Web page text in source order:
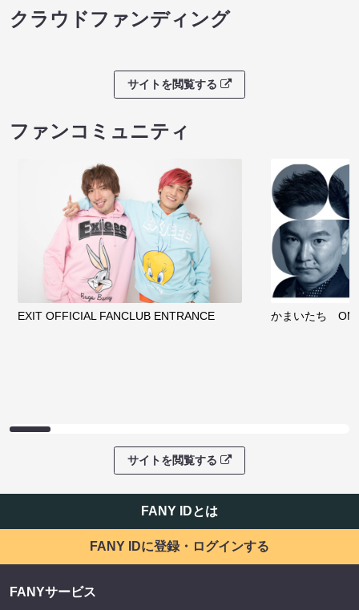
クラウドファンディング
サイトを閲覧する
ファンコミュニティ
EXIT OFFICIAL FANCLUB ENTRANCE かまいたち
サイトを閲覧する
FANY IDとは
FANY IDに登録・ログインする
FANYサービス